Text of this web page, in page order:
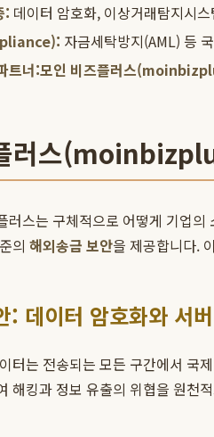
: 데이터 암호화, 이상거래탐지시
자금세탁방지(AML) 등
트너:모인 비즈플러스
러스
러스는 구체적으로 어떻게 기업의
의 해외송금 보안을 제공합니다.
: 데이터 암호화와 서
터는 전송되는 모든 구간에서 국
해킹과 정보 유출의 위협을 원천